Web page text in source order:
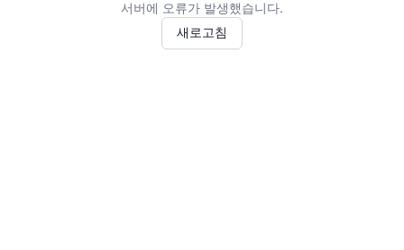
서버에 오류가 발생했습니다.
새로고침